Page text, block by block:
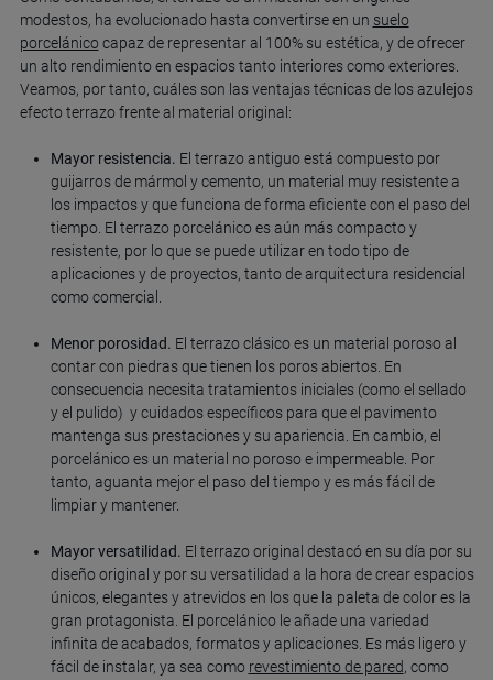
modestos, ha evolucionado hasta convertirse en un suelo
porcelánico capaz de representar al 100% su estética, y de ofrecer
un alto rendimiento en espacios tanto interiores como exteriores.
Veamos, por tanto, cuáles son las ventajas técnicas de los azulejos
efecto terrazo frente al material original:
Mayor resistencia. El terrazo antiguo está compuesto por
guijarros de mármol y cemento, un material muy resistente a
los impactos y que funciona de forma eficiente con el paso del
tiempo. El terrazo porcelánico es aún más compacto y
resistente, por lo que se puede utilizar en todo tipo de
aplicaciones y de proyectos, tanto de arquitectura residencial
como comercial.
Menor porosidad. El terrazo clásico es un material poroso al
contar con piedras que tienen los poros abiertos. En
consecuencia necesita tratamientos iniciales (como el sellado
y el pulido) y cuidados específicos para que el pavimento
mantenga sus prestaciones y su apariencia. En cambio, el
porcelánico es un material no poroso e impermeable. Por
tanto, aguanta mejor el paso del tiempo y es más fácil de
limpiar y mantener.
Mayor versatilidad. El terrazo original destacó en su día por su
diseño original y por su versatilidad a la hora de crear espacios
únicos, elegantes y atrevidos en los que la paleta de color es la
gran protagonista. El porcelánico le añade una variedad
infinita de acabados, formatos y aplicaciones. Es más ligero y
fácil de instalar, ya sea como revestimiento de pared, como